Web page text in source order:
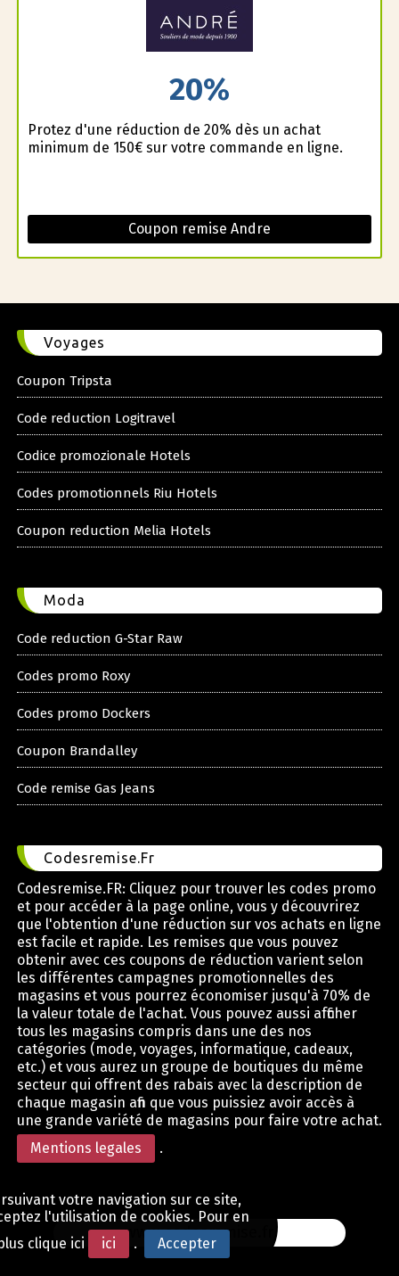
20%
Profitez d'une réduction de 20% dès un achat
minimum de 150€ sur votre commande en ligne.
Coupon remise Andre
Voyages
Coupon Tripsta
Code reduction Logitravel
Codice promozionale Hotels
Codes promotionnels Riu Hotels
Coupon reduction Melia Hotels
Moda
Code reduction G-Star Raw
Codes promo Roxy
Codes promo Dockers
Coupon Brandalley
Code remise Gas Jeans
Codesremise.Fr
Codesremise.FR: Cliquez pour trouver les codes promo
et pour accéder à la page online, vous y découvrirez
que l'obtention d'une réduction sur vos achats en ligne
est facile et rapide. Les remises que vous pouvez
obtenir avec ces coupons de réduction varient selon
les différentes campagnes promotionnelles des
magasins et vous pourrez économiser jusqu'à 70% de
la valeur totale de l'achat. Vous pouvez aussi afficher
tous les magasins compris dans une des nos
catégories (mode, voyages, informatique, cadeaux,
etc.) et vous aurez un groupe de boutiques du même
secteur qui offrent des rabais avec la description de
chaque magasin afin que vous puissiez avoir accès à
une grande variété de magasins pour faire votre achat.
Mentions legales
.
www.codesremise.fr
votre navigation sur ce site,
l'utilisation de cookies. Pour en
clique ici
ici . Accepter